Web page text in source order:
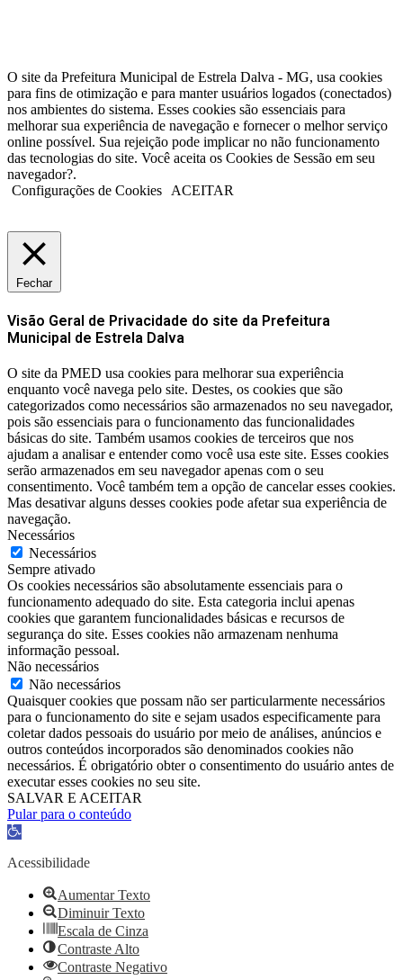
O site da Prefeitura Municipal de Estrela Dalva - MG, usa cookies
para fins de otimização e para manter usuários logados (conectados)
nos ambientes do sistema. Esses cookies são essenciais para
melhorar sua experiência de navegação e fornecer o melhor serviço
online possível. Sua rejeição pode implicar no não funcionamento
das tecnologias do site. Você aceita os Cookies de Sessão em seu
navegador?.
Configurações de Cookies
ACEITAR
Fechar
Visão Geral de Privacidade do site da Prefeitura
Municipal de Estrela Dalva
O site da PMED usa cookies para melhorar sua experiência
enquanto você navega pelo site. Destes, os cookies que são
categorizados como necessários são armazenados no seu navegador,
pois são essenciais para o funcionamento das funcionalidades
básicas do site. Também usamos cookies de terceiros que nos
ajudam a analisar e entender como você usa este site. Esses cookies
serão armazenados em seu navegador apenas com o seu
consentimento. Você também tem a opção de cancelar esses cookies.
Mas desativar alguns desses cookies pode afetar sua experiência de
navegação.
Necessários
Necessários
Sempre ativado
Os cookies necessários são absolutamente essenciais para o
funcionamento adequado do site. Esta categoria inclui apenas
cookies que garantem funcionalidades básicas e recursos de
segurança do site. Esses cookies não armazenam nenhuma
informação pessoal.
Não necessários
Não necessários
Quaisquer cookies que possam não ser particularmente necessários
para o funcionamento do site e sejam usados ​​especificamente para
coletar dados pessoais do usuário por meio de análises, anúncios e
outros conteúdos incorporados são denominados cookies não
necessários. É obrigatório obter o consentimento do usuário antes de
executar esses cookies no seu site.
SALVAR E ACEITAR
Pular para o conteúdo
Barra
Ferramentas
Acessibilidade
Aumentar Texto
Diminuir Texto
Escala de Cinza
Contraste Alto
Contraste Negativo